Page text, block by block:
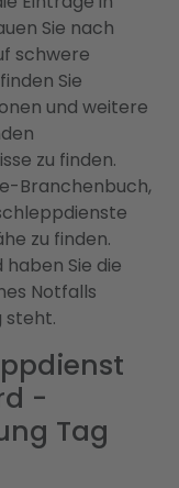
Sie nach
schwere
Sie
und weitere
zu finden.
Branchenbuch,
zu finden.
Sie die
Notfalls
steht.
-
Tag